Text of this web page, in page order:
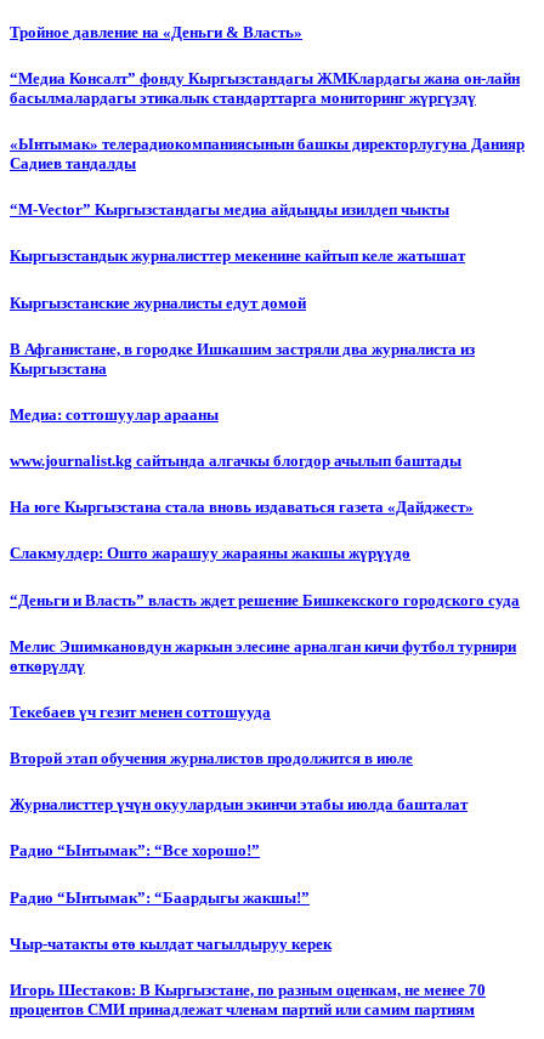
Тройное давление на «Деньги & Власть»
“Медиа Консалт” фонду Кыргызстандагы ЖМКлардагы жана он-лайн
басылмалардагы этикалык стандарттарга мониторинг жүргүздү
«Ынтымак» телерадиокомпаниясынын башкы директорлугуна Данияр
Садиев тандалды
“М-Vector” Кыргызстандагы медиа айдыңды изилдеп чыкты
Кыргызстандык журналисттер мекенине кайтып келе жатышат
Кыргызстанские журналисты едут домой
В Афганистане, в городке Ишкашим застряли два журналиста из
Кыргызстана
Медиа: соттошуулар арааны
www.journalist.kg сайтында алгачкы блогдор ачылып баштады
На юге Кыргызстана стала вновь издаваться газета «Дайджест»
Слакмулдер: Ошто жарашуу жараяны жакшы жүрүүдө
“Деньги и Власть” власть ждет решение Бишкекского городского суда
Мелис Эшимкановдун жаркын элесине арналган кичи футбол турнири
өткөрүлдү
Текебаев үч гезит менен соттошууда
Второй этап обучения журналистов продолжится в июле
Журналисттер үчүн окуулардын экинчи этабы июлда башталат
Радио “Ынтымак”: “Все хорошо!”
Радио “Ынтымак”: “Баардыгы жакшы!”
Чыр-чатакты өтө кылдат чагылдыруу керек
Игорь Шестаков: В Кыргызстане, по разным оценкам, не менее 70
процентов СМИ принадлежат членам партий или самим партиям